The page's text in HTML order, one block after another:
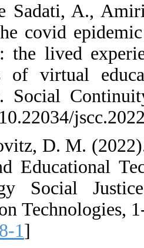
18. Kalate
(2022). The
education: the
principals of
pandemic.
293. doi:
19. Marcovitz,
Justice and
Technology
Information
021-10828-1